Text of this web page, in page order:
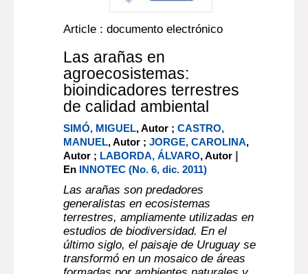
Article : documento electrónico
Las arañas en
agroecosistemas:
bioindicadores terrestres
de calidad ambiental
SIMÓ, MIGUEL, Autor ;CASTRO,
MANUEL, Autor ;JORGE, CAROLINA,
Autor ; LABORDA, ÁLVARO, Autor |
En INNOTEC (No. 6, dic. 2011)
Las arañas son predadores
generalistas en ecosistemas
terrestres, ampliamente utilizadas en
estudios de biodiversidad. En el
último siglo, el paisaje de Uruguay se
transformó en un mosaico de áreas